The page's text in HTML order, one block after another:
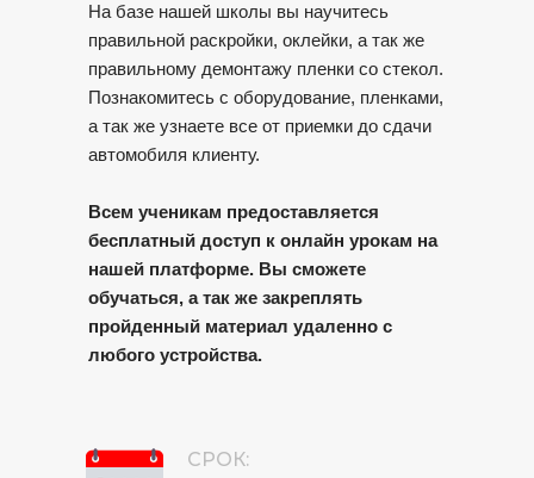
На базе нашей школы вы научитесь
правильной раскройки, оклейки, а так же
правильному демонтажу пленки со стекол.
Познакомитесь с оборудование, пленками,
а так же узнаете все от приемки до сдачи
автомобиля клиенту.
Всем ученикам предоставляется
бесплатный доступ к онлайн урокам на
нашей платформе. Вы сможете
обучаться, а так же закреплять
пройденный материал удаленно с
любого устройства.
СРОК: